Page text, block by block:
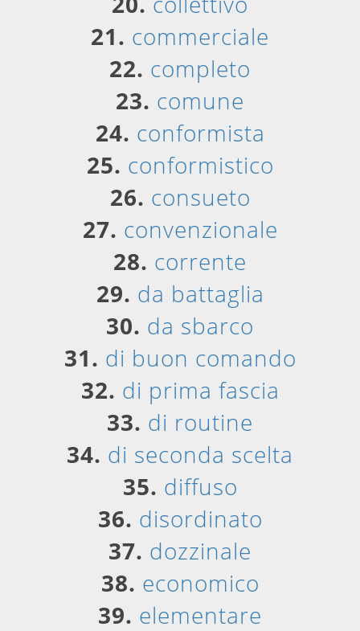
21. commerciale
22. completo
23. comune
24. conformista
25. conformistico
26. consueto
27. convenzionale
28. corrente
29. da battaglia
30. da sbarco
31. di buon comando
32. di prima fascia
33. di routine
34. di seconda scelta
35. diffuso
36. disordinato
37. dozzinale
38. economico
39. elementare